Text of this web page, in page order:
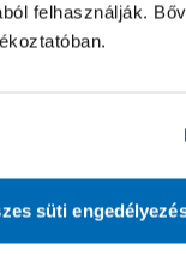
felhasználják.
süti